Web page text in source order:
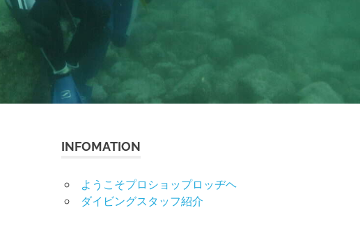
INFOMATION
ようこそプロショップロッヂヘ
ダイビングスタッフ紹介